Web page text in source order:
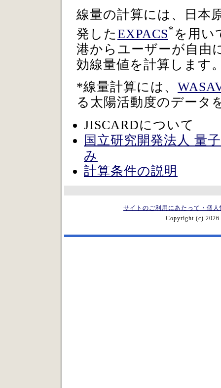
線量の計算には、日本
発したEXPACS* を用い
港からユーザーが自由
効線量値を計算します
*線量計算には、
る太陽活動度のデータ
JISCARDについて
国立研究開発法人 量
み
計算条件の説明
サイトのご利用にあたって・個
Copyright (c) 2026